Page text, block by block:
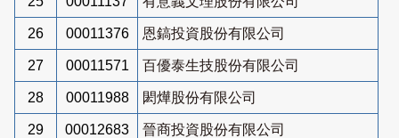
26 00011376 恩鎬投資股份有限公司
27 00011571 百優泰生技股份有限公司
28 00011988 閎燁股份有限公司
29 00012683 晉商投資股份有限公司